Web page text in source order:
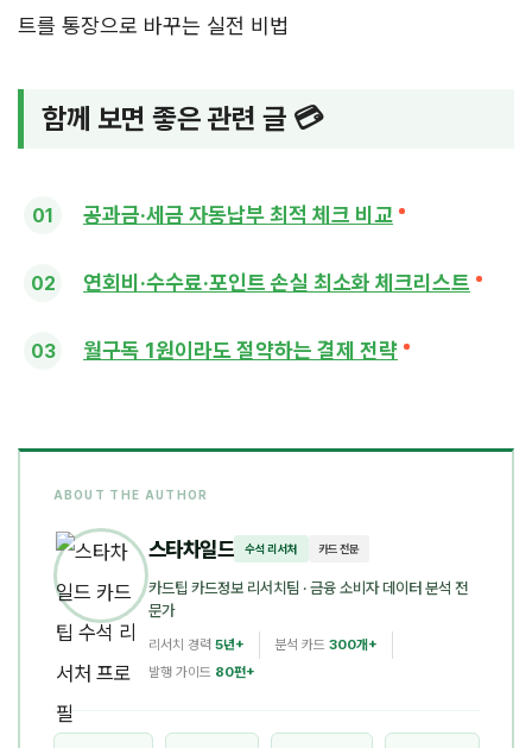
트를 통장으로 바꾸는 실전 비법
함께 보면 좋은 관련 글 💳
공과금·세금 자동납부 최적 체크 비교
연회비·수수료·포인트 손실 최소화 체크리스트
월구독 1원이라도 절약하는 결제 전략
ABOUT THE AUTHOR
스타차일드 수석 리서처 카드 전문
카드팁 카드정보 리서치팀 · 금융 소비자 데이터 분석 전
문가
리서치 경력 5년+ 분석 카드 300개+
발행 가이드 80편+